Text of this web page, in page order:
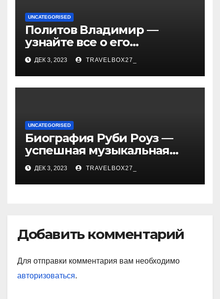
UNCATEGORISED
Политов Владимир —
узнайте все о его
биографии, возрасте и
впечатляющих
достижениях!
ДЕК 3, 2023 TRAVELBOX27_
UNCATEGORISED
Биография Руби Роуз —
успешная музыкальная
карьера, личная жизнь и
знаковые достижения
ДЕК 3, 2023 TRAVELBOX27_
Добавить комментарий
Для отправки комментария вам необходимо
авторизоваться.